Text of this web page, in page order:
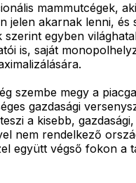
mammutcégek,
jelen akarnak lenni, és
szerint egyben
is, saját
szembe megy a
gazdasági
a kisebb,
nem rendelkező
együtt végső fokon a